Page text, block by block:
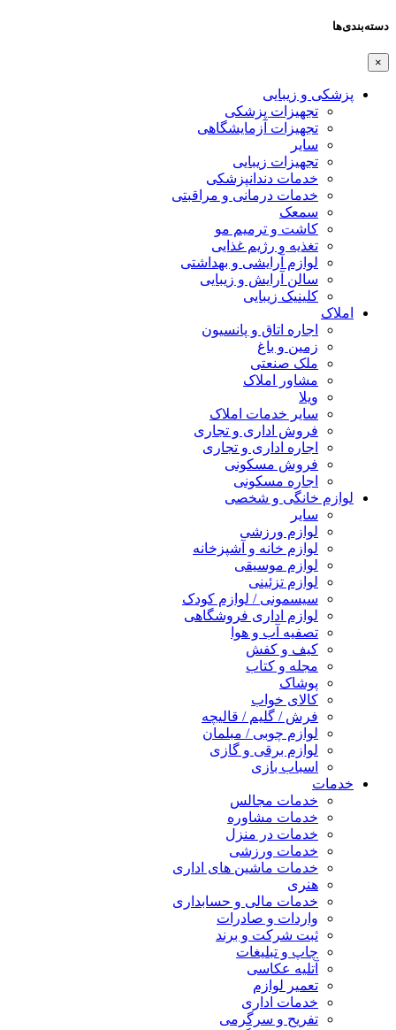
دسته‌بندی‌ها
×
پزشکی و زیبایی
تجهیزات پزشکی
تجهیزات آزمایشگاهی
سایر
تجهیزات زیبایی
خدمات دندانپزشکی
خدمات درمانی و مراقبتی
سمعک
کاشت و ترمیم مو
تغذیه و رژیم غذایی
لوازم آرایشی و بهداشتی
سالن آرایش و زیبایی
کلینیک زیبایی
املاک
اجاره اتاق و پانسیون
زمین و باغ
ملک صنعتی
مشاور املاک
ویلا
سایر خدمات املاک
فروش اداری و تجاری
اجاره اداری و تجاری
فروش مسکونی
اجاره مسکونی
لوازم خانگی و شخصی
سایر
لوازم ورزشی
لوازم خانه و آشپزخانه
لوازم موسیقی
لوازم تزئینی
سیسمونی / لوازم کودک
لوازم اداری فروشگاهی
تصفیه آب و هوا
کیف و کفش
مجله و کتاب
پوشاک
کالای خواب
فرش / گلیم / قالیچه
لوازم چوبی / مبلمان
لوازم برقی و گازی
اسباب بازی
خدمات
خدمات مجالس
خدمات مشاوره
خدمات در منزل
خدمات ورزشی
خدمات ماشین های اداری
هنری
خدمات مالی و حسابداری
واردات و صادرات
ثبت شرکت و برند
چاپ و تبلیغات
آتلیه عکاسی
تعمیر لوازم
خدمات اداری
تفریح و سرگرمی